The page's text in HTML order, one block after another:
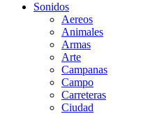
Sonidos
Aereos
Animales
Armas
Arte
Campanas
Campo
Carreteras
Ciudad